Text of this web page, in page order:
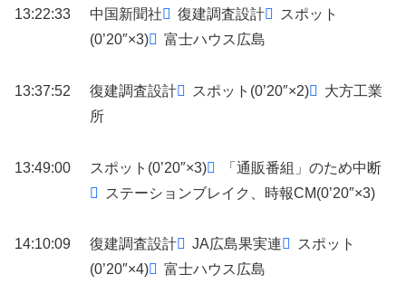
13:22:33 中国新聞社 復建調査設計
スポット
(0’20″×3)
富士ハウス広島
13:37:52 復建調査設計 スポット(0’20″×2)
大方工業
所
13:49:00 スポット(0’20″×3)
「通販番組」のため中断
ステーションブレイク、時報CM(0’20″×3)
14:10:09 復建調査設計 JA広島果実連
スポット
(0’20″×4)
富士ハウス広島